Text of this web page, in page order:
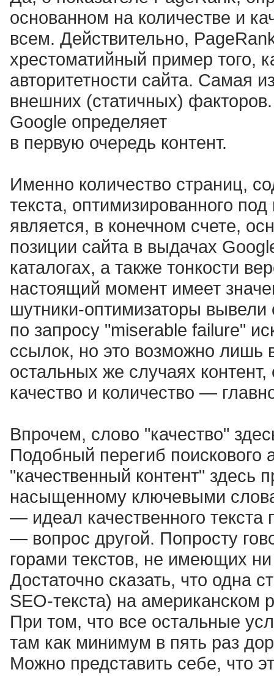
основанном на количестве и
всем. Действительно,
хрестоматийный пример того,
авторитетности сайта. Самая
внешних (статичных)
Google определяет
в первую очередь контент.
Именно количество страниц,
текста, оптимизированного
является, в конечном счете,
позиции сайта в выдачах
каталогах, а также тонкости
настоящий момент имеет
шутники-оптимизаторы
по запросу "miserable failure"
ссылок, но это возможно лишь
остальных же случаях контент,
качество и количество —
Впрочем, слово "качество"
Подобный перегиб поискового
"качественный контент" здесь
насыщенному ключевыми
— идеал качественного
— вопрос другой. Попросту
горами текстов, не имеющих
Достаточно сказать, что одна
SEO-текста) на
При том, что все остальные
там как минимум в пять раз
Можно представить себе, что